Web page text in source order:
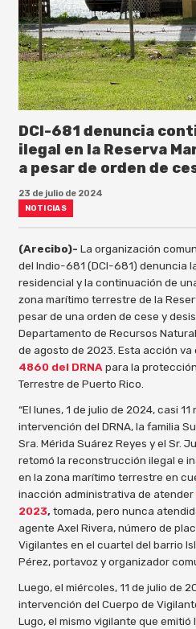
DCI-681 denuncia
ilegal en la Reserva
a pesar de orden de
23 de julio de 2024
NOTICIAS
(Arecibo)- La organización
del Indio-681 (DCI-681) denuncia
residencial y la continuación de
zona marítimo terrestre de la
pesar de una orden de cese y
Departamento de Recursos
de agosto de 2023. Esta acción va
4860 del DRNA para la
Terrestre de Puerto Rico.
“El lunes, 1 de julio de 2024, casi
intervención del DRNA, la familia
Sra. Mérida Suárez Reyes y el Sr.
retomó la reconstrucción ilegal e
en la zona marítimo terrestre en
inacción administrativa de atender
2023, tomada, pero nunca
agente Axel Rivera, número de
Vigilantes en el cuartel del barrio
Pérez, portavoz y organizador
Luego, el miércoles, 11 de julio de
intervención del Cuerpo de
Lugo, el mismo vigilante que